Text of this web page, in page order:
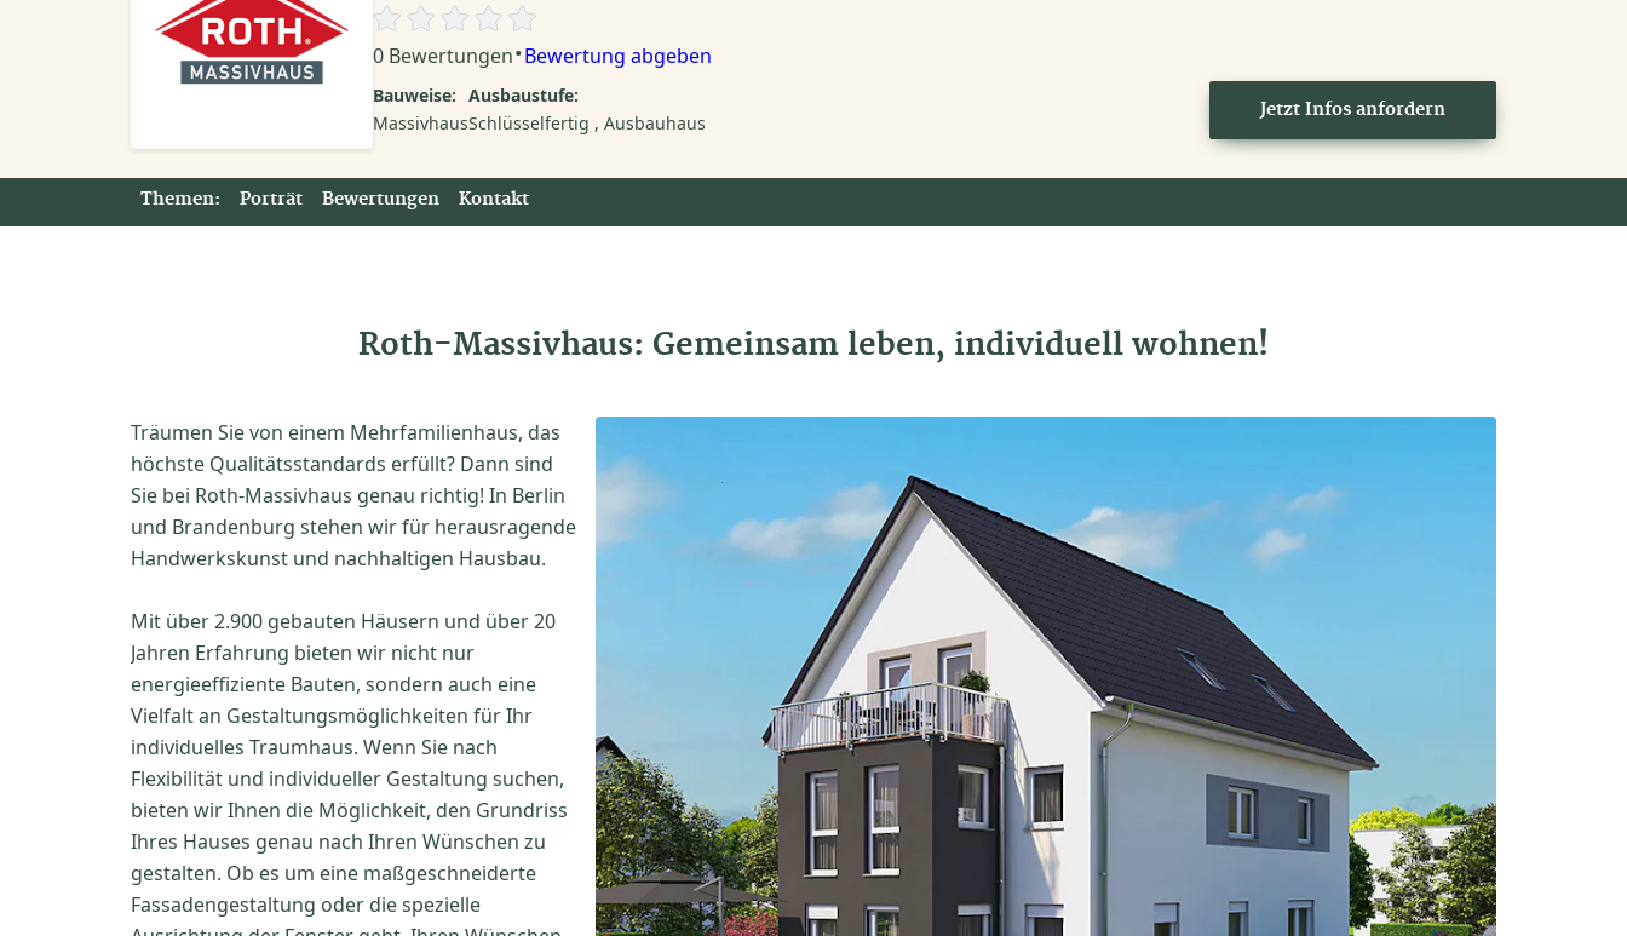
0 Bewertungen·Bewertung abgeben
Bauweise:
Massivhaus
Ausbaustufe:
Schlüsselfertig
Ausbauhaus
Jetzt Infos anfordern
Themen: Porträt Bewertungen Kontakt
Roth-Massivhaus: Gemeinsam leben, individuell wohnen!
Träumen Sie von einem Mehrfamilienhaus, das
höchste Qualitätsstandards erfüllt? Dann sind
Sie bei Roth-Massivhaus genau richtig! In Berlin
und Brandenburg stehen wir für herausragende
Handwerkskunst und nachhaltigen Hausbau.
Mit über 2.900 gebauten Häusern und über 20
Jahren Erfahrung bieten wir nicht nur
energieeffiziente Bauten, sondern auch eine
Vielfalt an Gestaltungsmöglichkeiten für Ihr
individuelles Traumhaus. Wenn Sie nach
Flexibilität und individueller Gestaltung suchen,
bieten wir Ihnen die Möglichkeit, den Grundriss
Ihres Hauses genau nach Ihren Wünschen zu
gestalten. Ob es um eine maßgeschneiderte
Fassadengestaltung oder die spezielle